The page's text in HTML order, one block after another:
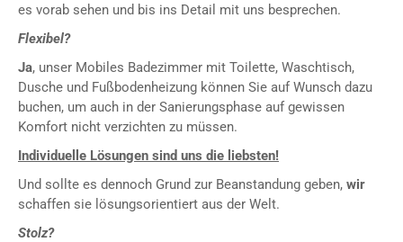
es vorab sehen und bis ins Detail mit uns besprechen.
Flexibel?
Ja, unser Mobiles Badezimmer mit Toilette, Waschtisch,
Dusche und Fußbodenheizung können Sie auf Wunsch dazu
buchen, um auch in der Sanierungsphase auf gewissen
Komfort nicht verzichten zu müssen.
Individuelle Lösungen sind uns die liebsten!
Und sollte es dennoch Grund zur Beanstandung geben, wir
schaffen sie lösungsorientiert aus der Welt.
Stolz?